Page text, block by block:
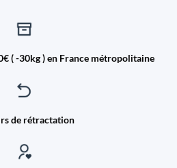
( -30kg ) en France métropolitaine
de rétractation